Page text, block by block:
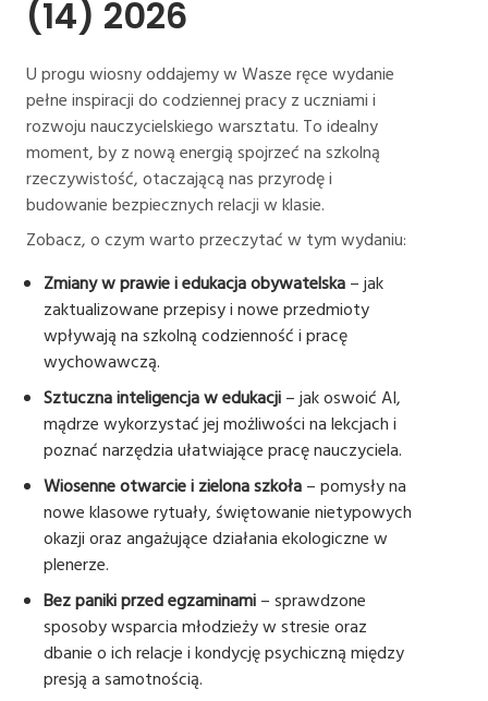
(14) 2026
U progu wiosny oddajemy w Wasze ręce wydanie
pełne inspiracji do codziennej pracy z uczniami i
rozwoju nauczycielskiego warsztatu. To idealny
moment, by z nową energią spojrzeć na szkolną
rzeczywistość, otaczającą nas przyrodę i
budowanie bezpiecznych relacji w klasie.
Zobacz, o czym warto przeczytać w tym wydaniu:
Zmiany w prawie i edukacja obywatelska– jak
zaktualizowane przepisy i nowe przedmioty
wpływają na szkolną codzienność i pracę
wychowawczą.
Sztuczna inteligencja w edukacji– jak oswoić AI,
mądrze wykorzystać jej możliwości na lekcjach i
poznać narzędzia ułatwiające pracę nauczyciela.
Wiosenne otwarcie i zielona szkoła– pomysły na
nowe klasowe rytuały, świętowanie nietypowych
okazji oraz angażujące działania ekologiczne w
plenerze.
Bez paniki przed egzaminami– sprawdzone
sposoby wsparcia młodzieży w stresie oraz
dbanie o ich relacje i kondycję psychiczną między
presją a samotnością.